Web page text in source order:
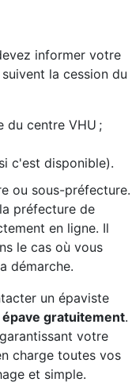
informer votre
la cession du
du centre VHU ;
c'est disponible).
ou sous-préfecture.
préfecture de
en ligne. Il
le cas où vous
démarche.
un épaviste
gratuitement.
votre
charge toutes vos
et simple.